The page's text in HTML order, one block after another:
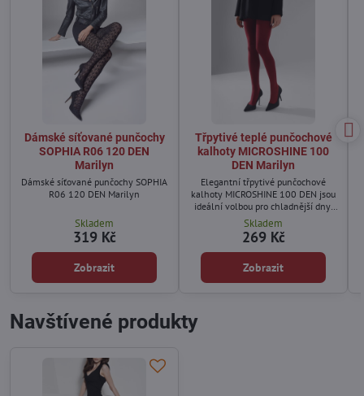
Dámské síťované punčochy
SOPHIA R06 120 DEN
Marilyn
Dámské síťované punčochy SOPHIA
R06 120 DEN Marilyn
Skladem
319 Kč
Zobrazit
Třpytivé teplé punčochové
kalhoty MICROSHINE 100
DEN Marilyn
Elegantní třpytivé punčochové
kalhoty MICROSHINE 100 DEN jsou
ideální volbou pro chladnější dny,
kdy chcete zůstat v teple a zároveň
zaujmout stylovým vzhledem.
Skladem
269 Kč
Zobrazit
Navštívené produkty